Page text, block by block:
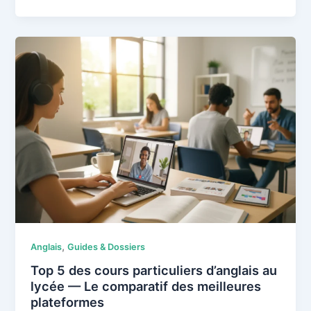
et
réussir
DELF
(A1-
B2),
le
diplôme
pour
universités
la
naturalisation
?
Anglais,Guides & Dossiers
Top 5 des cours particuliers d’anglais au
lycée — Le comparatif des meilleures
plateformes